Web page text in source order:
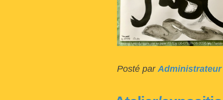
Posté par Administrateur